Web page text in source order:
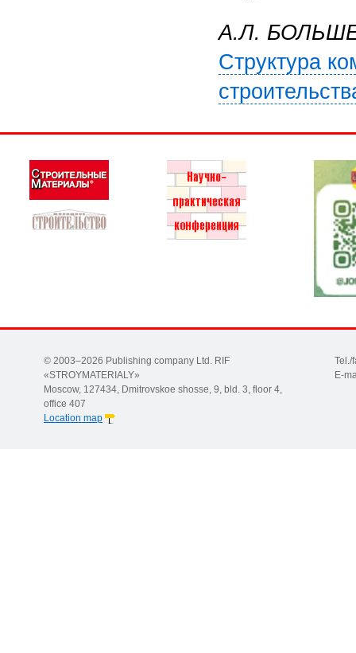
А.Л.
Структура
© 2003–2026 Publishing company Ltd. RIF
«STROYMATERIALY»
Moscow, 127434, Dmitrovskoe shosse, 9, bld. 3, floor 4,
office 407
Location map
Tel./
E-